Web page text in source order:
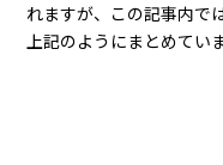
れますが、この記事内で
上記のようにまとめていま